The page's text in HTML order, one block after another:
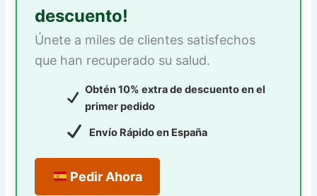
descuento!
Únete a miles de clientes satisfechos
que han recuperado su salud.
Obtén 10% extra de descuento en el
primer pedido
Envío Rápido en España
Pedir Ahora